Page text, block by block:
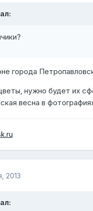
города
нужно будет их
весна в
2013